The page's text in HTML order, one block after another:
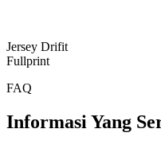
Jersey Drifit
Fullprint
FAQ
Informasi Yang